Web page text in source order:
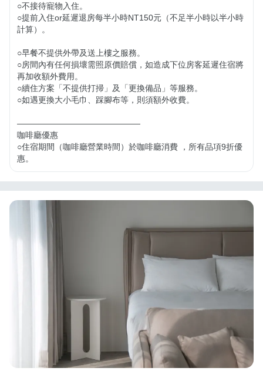
○不接待寵物入住。
○提前入住or延遲退房每半小時NT150元（不足半小時以半小時
計算）。
○早餐不提供外帶及送上樓之服務。
○房間內有任何損壞需照原價賠償，如造成下位房客延遲住宿將
再加收額外費用。
○續住方案「不提供打掃」及「更換備品」等服務。
○如遇更換大小毛巾、踩腳布等，則須額外收費。
———————————————
咖啡廳優惠
○住宿期間（咖啡廳營業時間）於咖啡廳消費 ，所有品項9折優
惠。